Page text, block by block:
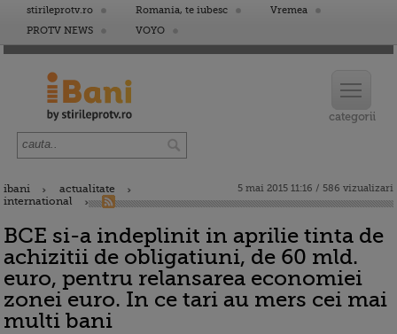
stirileprotv.ro Romania, te iubesc
Vremea
PROTV NEWS
VOYO
ibani
actualitate
international
5 mai 2015 11:16 / 586 vizualizari
BCE si-a indeplinit in aprilie tinta de
achizitii de obligatiuni, de 60 mld.
euro, pentru relansarea economiei
zonei euro. In ce tari au mers cei mai
multi bani